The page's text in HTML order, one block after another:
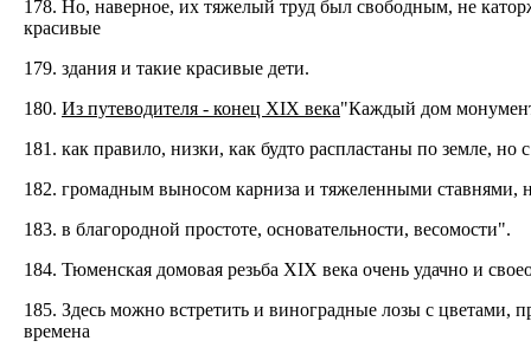
178. Но, наверное, их тяжелый труд был свободным, не
красивые
179. здания и такие красивые дети.
180. Из путеводителя - конец XIX века"Каждый дом
181. как правило, низки, как будто распластаны по земле,
182. громадным выносом карниза и тяжеленными ставнями,
183. в благородной простоте, основательности, весомости".
184. Тюменская домовая резьба XIX века очень удачно и
185. Здесь можно встретить и виноградные лозы с
времена